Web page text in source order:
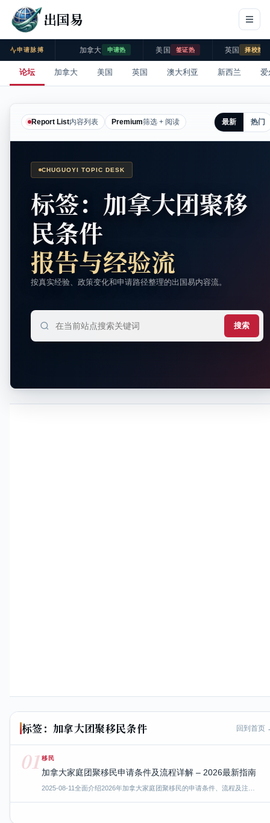
出国易
申请脉搏 加拿大 申请热 美国 签证热 英国 择校热
论坛 加拿大 美国 英国 澳大利亚 新西兰 爱
Report List内容列表 Premium筛选 + 阅读 最新 热门
CHUGUOYI TOPIC DESK
标签：加拿大团聚移
民条件
报告与经验流
按真实经验、政策变化和申请路径整理的出国易内容流。
搜索
标签：加拿大团聚移民条件 回到首页
01 移民
加拿大家庭团聚移民申请条件及流程详解 – 2026最新指南
2025-08-11全面介绍2026年加拿大家庭团聚移民的申请条件、流程及注…